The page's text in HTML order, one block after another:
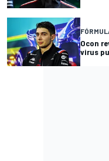
Ocon
virus